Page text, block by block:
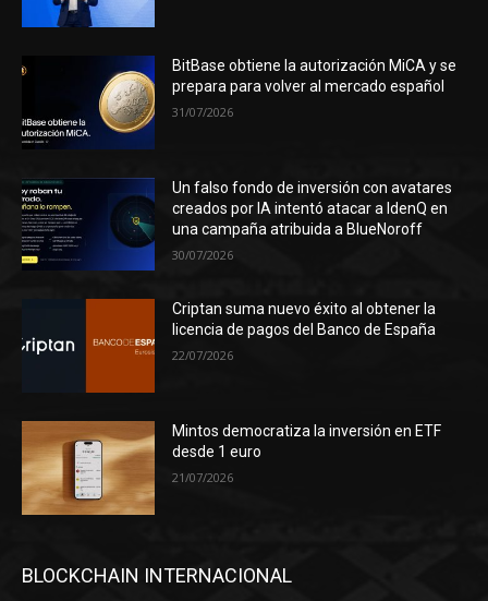
BitBase obtiene la autorización MiCA y se
prepara para volver al mercado español
31/07/2026
Un falso fondo de inversión con avatares
creados por IA intentó atacar a IdenQ en
una campaña atribuida a BlueNoroff
30/07/2026
Criptan suma nuevo éxito al obtener la
licencia de pagos del Banco de España
22/07/2026
Mintos democratiza la inversión en ETF
desde 1 euro
21/07/2026
BLOCKCHAIN INTERNACIONAL